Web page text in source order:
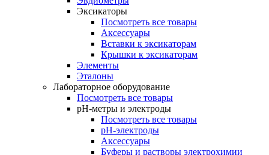
Эксикаторы
Посмотреть все товары
Аксессуары
Вставки к эксикаторам
Крышки к эксикаторам
Элементы
Эталоны
Лабораторное оборудование
Посмотреть все товары
pH-метры и электроды
Посмотреть все товары
pH-электроды
Аксессуары
Буферы и растворы электрохимии